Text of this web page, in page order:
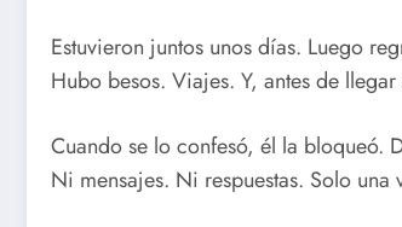
Estuvieron juntos unos días. Luego
Hubo besos. Viajes. Y, antes de
Cuando se lo confesó, él la bloqueó.
Ni mensajes. Ni respuestas. Solo